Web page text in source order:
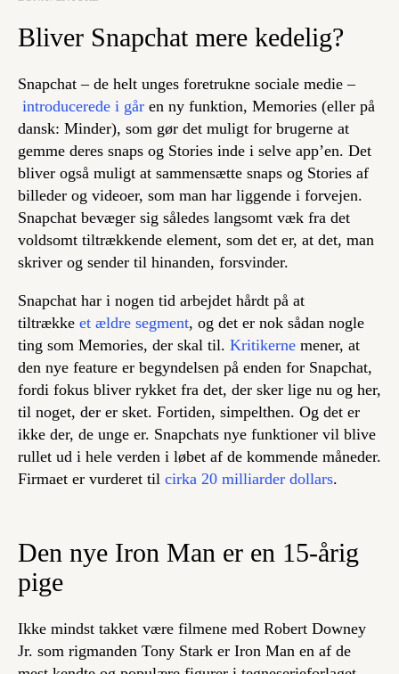
Bliver Snapchat mere kedelig?
Snapchat – de helt unges foretrukne sociale medie –
introducerede i går en ny funktion, Memories (eller på
dansk: Minder), som gør det muligt for brugerne at
gemme deres snaps og Stories inde i selve app’en. Det
bliver også muligt at sammensætte snaps og Stories af
billeder og videoer, som man har liggende i forvejen.
Snapchat bevæger sig således langsomt væk fra det
voldsomt tiltrækkende element, som det er, at det, man
skriver og sender til hinanden, forsvinder.
Snapchat har i nogen tid arbejdet hårdt på at
tiltrække et ældre segment, og det er nok sådan nogle
ting som Memories, der skal til. Kritikerne mener, at
den nye feature er begyndelsen på enden for Snapchat,
fordi fokus bliver rykket fra det, der sker lige nu og her,
til noget, der er sket. Fortiden, simpelthen. Og det er
ikke der, de unge er. Snapchats nye funktioner vil blive
rullet ud i hele verden i løbet af de kommende måneder.
Firmaet er vurderet til cirka 20 milliarder dollars.
Den nye Iron Man er en 15-årig
pige
Ikke mindst takket være filmene med Robert Downey
Jr. som rigmanden Tony Stark er Iron Man en af de